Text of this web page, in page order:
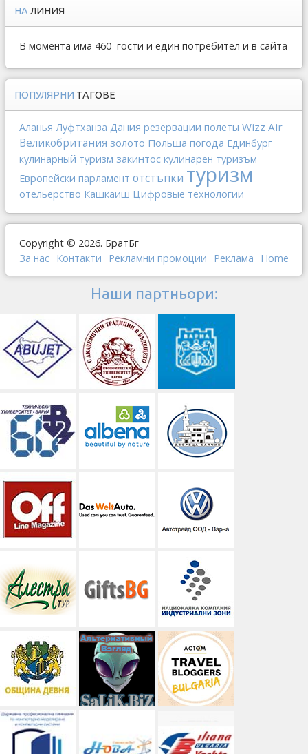
НА ЛИНИЯ
В момента има 460 гости и един потребител и в сайта
ПОПУЛЯРНИ ТАГОВЕ
Аланья Луфтханза Дания резервации полеты Wizz Air
Великобритания золото Польша погода Единбург
кулинарный туризм закинтос кулинарен туризъм
Европейски парламент отстъпки туризм
отельерство Кашкаиш Цифровые технологии
Copyright © 2026. БратБг
За нас Контакти Рекламни промоции Реклама Home
Наши партньори: